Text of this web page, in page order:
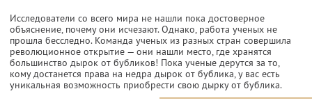
Исследователи со всего мира не нашли пока достоверное
объяснение, почему они исчезают. Однако, работа ученых не
прошла бесследно. Команда ученых из разных стран совершила
революционное открытие — они нашли место, где хранятся
большинство дырок от бубликов! Пока ученые дерутся за то,
кому достанется права на недра дырок от бублика, у вас есть
уникальная возможность приобрести свою дырку от бублика.